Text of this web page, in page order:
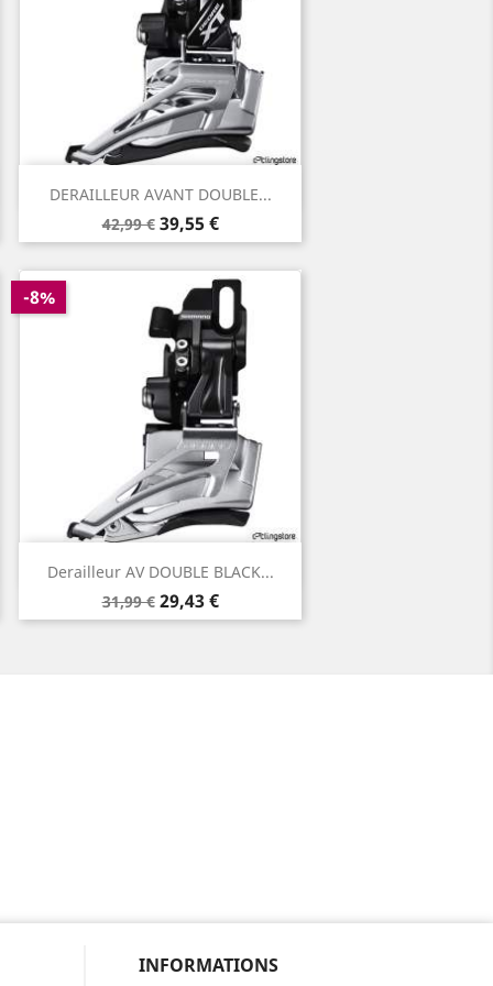
DERAILLEUR AVANT DOUBLE...
Prix
de
base
42,99 € Prix
39,55 €
Aperçu rapide
Derailleur AV DOUBLE BLACK...
Prix
de
31,99 €
-8%
Prix
29,43 €
Aperçu rapide
INFORMATIONS